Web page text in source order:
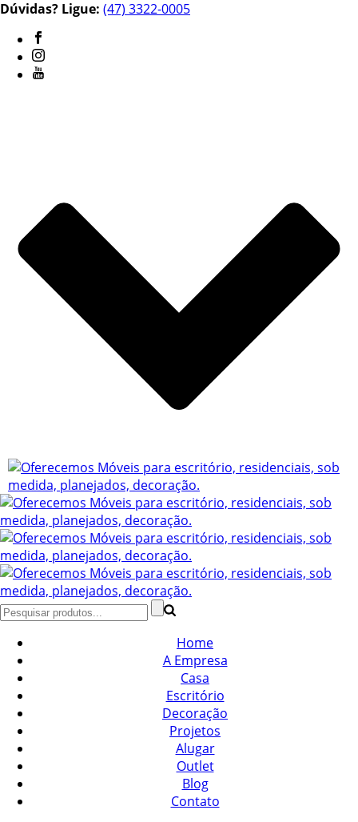
Dúvidas? Ligue: (47) 3322-0005
Home
A Empresa
Casa
Escritório
Decoração
Projetos
Alugar
Outlet
Blog
Contato